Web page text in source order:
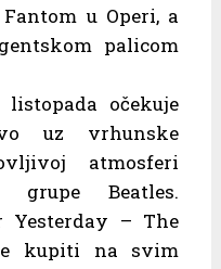
Fantom u Operi, a
palicom
listopada očekuje
uz vrhunske
atmosferi
grupe Beatles.
Yesterday – The
kupiti na svim